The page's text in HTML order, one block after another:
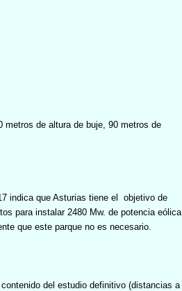
metros de altura de buje, 90 metros de
indica que Asturias tiene el
objetivo de
para instalar 2480 Mw. de potencia eólica
que este parque no es necesario.
del estudio definitivo (distancias a